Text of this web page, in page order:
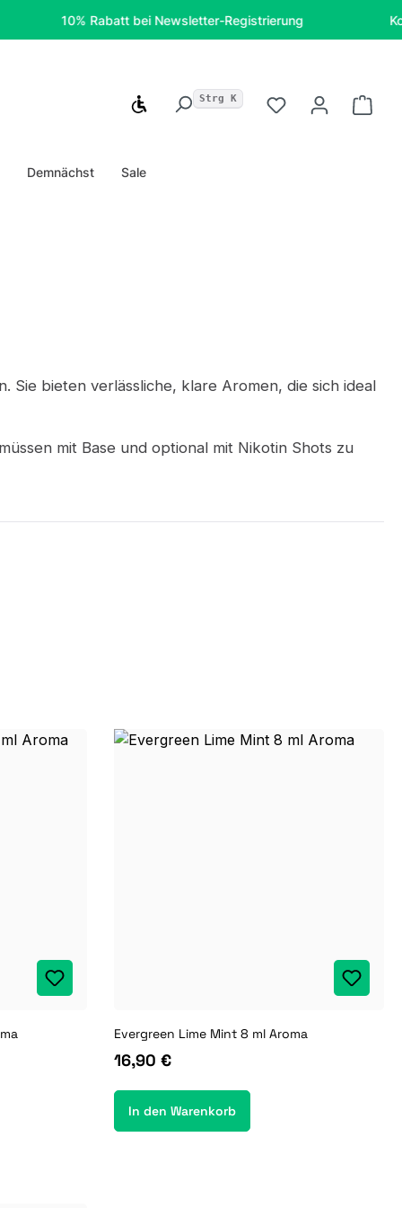
10% Rabatt bei Newsletter-Registrierung
Werkzeugleiste anzeigen
Strg K Du hast 0
Demnächst Sale
Sie bieten verlässliche, klare Aromen, die sich ideal
mit Base und optional mit Nikotin Shots zu
Evergreen Lime Mint 8 ml Aroma
16,90 €
In den Warenkorb